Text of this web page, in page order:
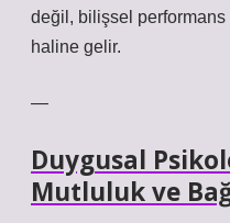
değil, bilişsel performans
haline gelir.
—
Duygusal
Mutluluk ve